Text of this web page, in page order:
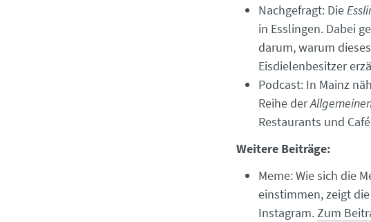
Nachgefragt: Die
in Esslingen. Dabei
darum, warum
Eisdielenbesitzer
Podcast: In Mainz
Reihe der
Restaurants und
Weitere Beiträge:
Meme: Wie sich die
einstimmen, zeigt die
Instagram.Zum